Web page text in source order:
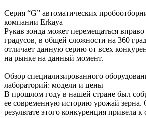
Серия “G” автоматических
компании Erkaya
Рукав зонда может перемещаться
градусов, в общей сложности на 360
отличает данную серию от всех
на рынке на данный момент.
Обзор специализированного
лабораторий: модели и цены
В прошлом году в нашей стране был
ее современную историю урожай зерна.
результате этого конкуренция привела